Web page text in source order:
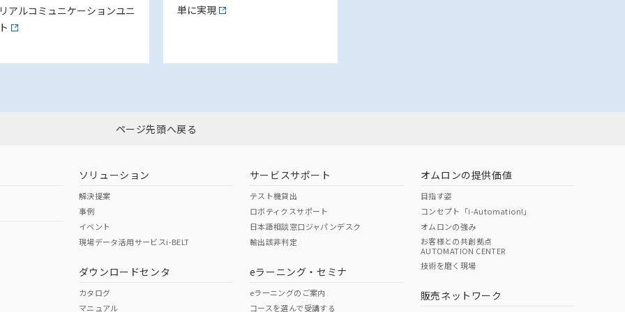
アルコミュニケーションユニ
単に実現
ページ先頭へ戻る
ソリューション
解決提案
事例
イベント
現場データ活用サービスi-BELT
ダウンロードセンタ
カタログ
マニュアル
サービスサポート
テスト機貸出
ロボティクスサポート
日本語相談窓口ジャパンデスク
輸出該非判定
eラーニング・セミナ
eラーニングのご案内
コースを選んで受講する
オムロンの提供価値
目指す姿
コンセプト「i-Automation!」
オムロンの強み
お客様との共創拠点
AUTOMATION CENTER
技術を磨く現場
販売ネットワーク